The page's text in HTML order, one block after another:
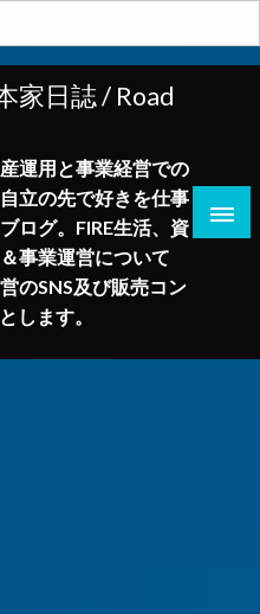
家日誌 / Road
運用と事業経営での
立の先で好きを仕事
ログ。FIRE生活、資
事業運営について
のSNS及び販売コン
します。